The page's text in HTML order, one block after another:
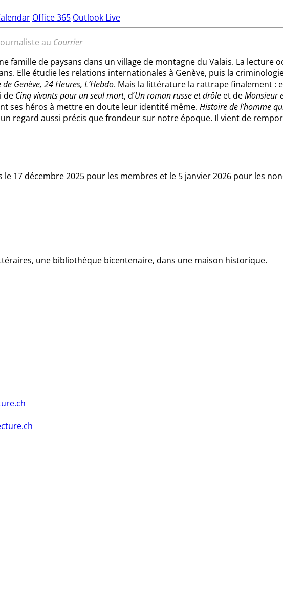
Office 365 Outlook Live
au Courrier
famille de paysans dans un village de montagne du Valais. La
Elle étudie les relations internationales à Genève, puis la
Genève, 24 Heures, L’Hebdo. Mais la littérature la rattrape finalement :
de Cinq vivants pour un seul mort, d’Un roman russe et drôle et deMonsieur
ses héros à mettre en doute leur identité même. Histoire de l’homme
regard aussi précis que frondeur sur notre époque. Il vient de
17 décembre 2025 pour les membres et le 5 janvier 2026 pour les
une bibliothèque bicentenaire, dans une maison historique.